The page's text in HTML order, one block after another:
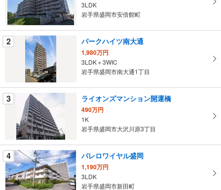
る
・
条
件
ペ
ー
す
る
3LDK
岩手県盛岡市安倍館町
2 パークハイツ南大通
1,980万円
3LDK＋3WIC
岩手県盛岡市南大通1丁目
3 ライオンズマンション開運橋
490万円
1K
岩手県盛岡市大沢川原3丁目
4 パレロワイヤル盛岡
1,190万円
3LDK
岩手県盛岡市新田町